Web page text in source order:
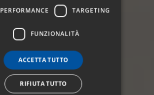
PERFORMANCE TARGETING
FUNZIONALITÀ
ACCETTA TUTTO
RIFIUTA TUTTO